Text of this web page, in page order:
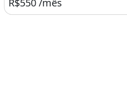
R$550 /mês